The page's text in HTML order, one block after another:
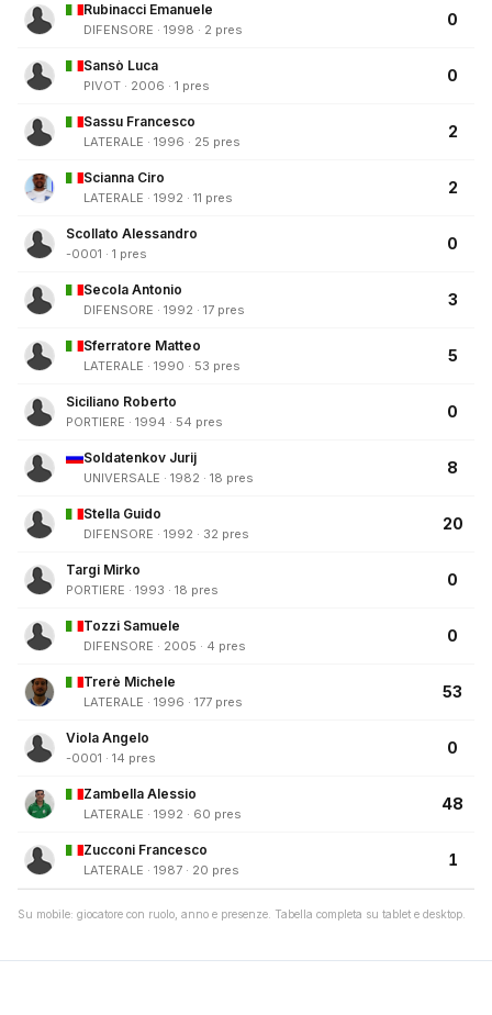
Rubinacci Emanuele
DIFENSORE · 1998 · 2 pres
0
Sansò Luca
PIVOT · 2006 · 1 pres
0
Sassu Francesco
LATERALE · 1996 · 25 pres
2
Scianna Ciro
LATERALE · 1992 · 11 pres
2
Scollato Alessandro
-0001 · 1 pres
0
Secola Antonio
DIFENSORE · 1992 · 17 pres
3
Sferratore Matteo
LATERALE · 1990 · 53 pres
5
Siciliano Roberto
PORTIERE · 1994 · 54 pres
0
Soldatenkov Jurij
UNIVERSALE · 1982 · 18 pres
8
Stella Guido
DIFENSORE · 1992 · 32 pres
20
Targi Mirko
PORTIERE · 1993 · 18 pres
0
Tozzi Samuele
DIFENSORE · 2005 · 4 pres
0
Trerè Michele
LATERALE · 1996 · 177 pres
53
Viola Angelo
-0001 · 14 pres
0
Zambella Alessio
LATERALE · 1992 · 60 pres
48
Zucconi Francesco
LATERALE · 1987 · 20 pres
1
Su mobile: giocatore con ruolo, anno e presenze. Tabella completa su tablet e desktop.